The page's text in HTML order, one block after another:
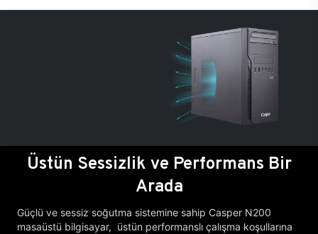
Üstün Sessizlik ve Performans Bir
Arada
Güçlü ve sessiz soğutma sistemine sahip Casper N200
masaüstü bilgisayar, üstün performanslı çalışma koşullarına